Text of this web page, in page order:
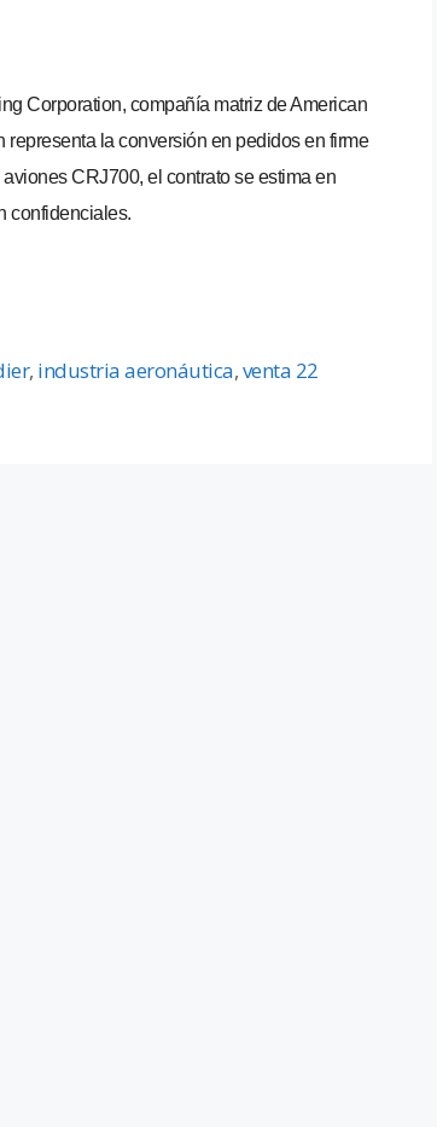
Corporation, compañía matriz de American
la conversión en pedidos en firme
CRJ700, el contrato se estima en
confidenciales.
, industria aeronáutica,venta 22